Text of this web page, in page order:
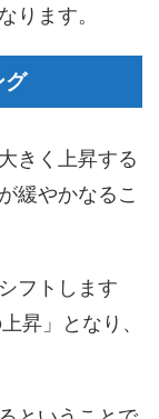
ります。
グ
きく上昇する
緩やかなるこ
フトします
昇」となり、